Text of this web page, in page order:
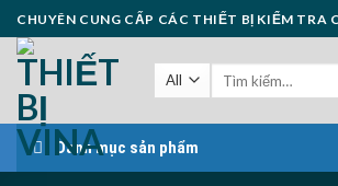
Skip
to
content
CHUYÊN CUNG CẤP CÁC THIẾT BỊ KIỂM TRA
Danh mục sản phẩm